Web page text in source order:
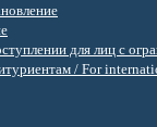
для лиц с
/ For